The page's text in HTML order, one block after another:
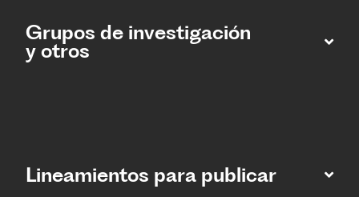
Grupos de investigación
y otros
Lineamientos para publicar